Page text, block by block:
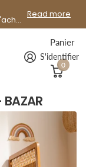
!
Read more
S'identifier
Panier
0